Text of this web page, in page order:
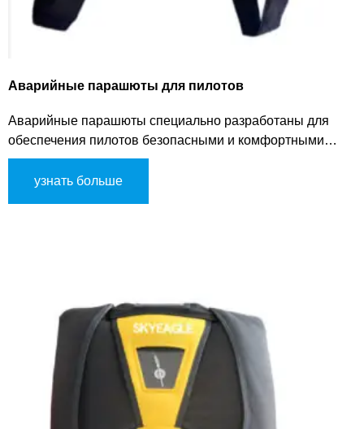
Аварийные парашюты для пилотов
Аварийные парашюты специально разработаны для
обеспечения пилотов безопасными и комфортными
решениями в чрезвычайных ситуациях.
узнать больше